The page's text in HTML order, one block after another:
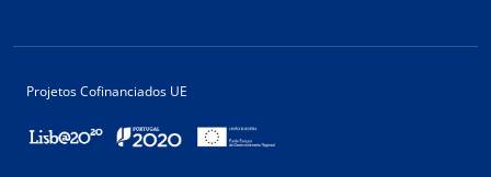
Projetos Cofinanciados UE